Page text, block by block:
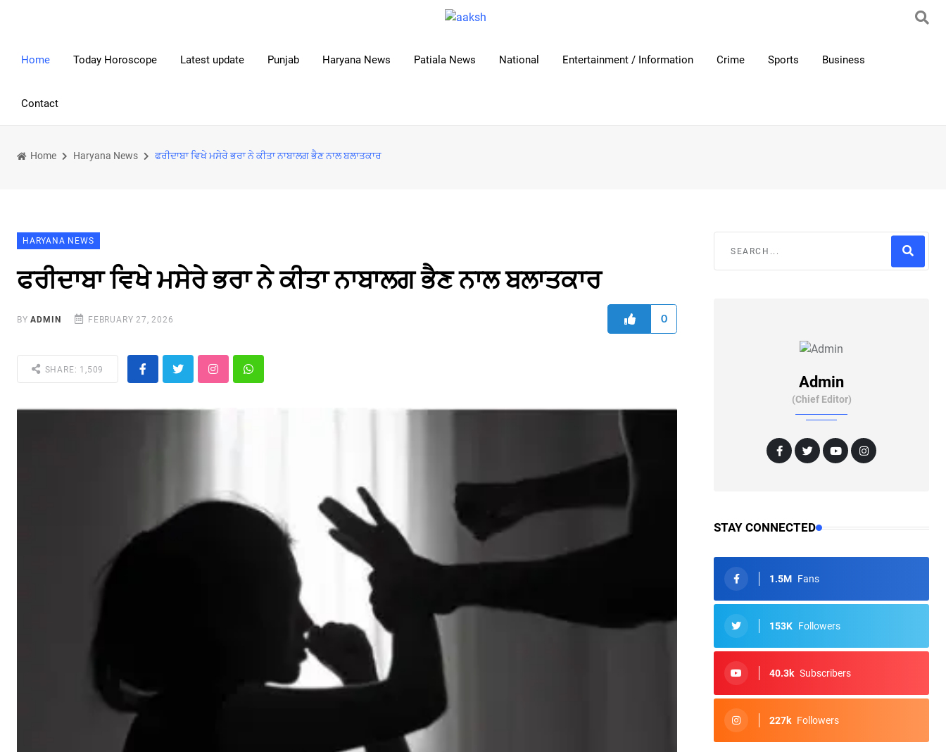
Home Today Horoscope Latest update Punjab Haryana News Patiala News National Entertainment / Information Crime Sports Business
Contact
Home Haryana News ਫਰੀਦਾਬਾ ਵਿਖੇ ਮਸੇਰੇ ਭਰਾ ਨੇ ਕੀਤਾ ਨਾਬਾਲਗ ਭੈਣ ਨਾਲ ਬਲਾਤਕਾਰ
HARYANA NEWS
ਫਰੀਦਾਬਾ ਵਿਖੇ ਮਸੇਰੇ ਭਰਾ ਨੇ ਕੀਤਾ ਨਾਬਾਲਗ ਭੈਣ ਨਾਲ ਬਲਾਤਕਾਰ
BYADMIN FEBRUARY 27, 2026 0
SHARE: 1,509
Admin
(Chief Editor)
STAY CONNECTED
1.5M Fans
153K Followers
40.3k Subscribers
227k Followers